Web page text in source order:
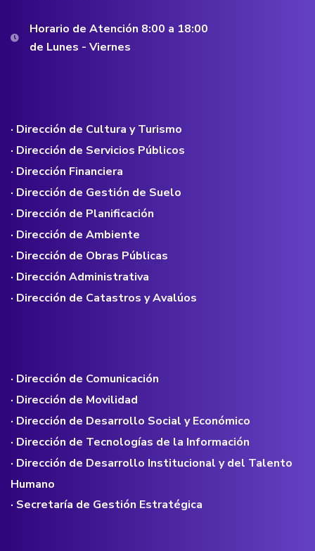
Horario de Atención 8:00 a 18:00
de Lunes - Viernes
· Dirección de Cultura y Turismo
· Dirección de Servicios Públicos
· Dirección Financiera
· Dirección de Gestión de Suelo
· Dirección de Planificación
· Dirección de Ambiente
· Dirección de Obras Públicas
· Dirección Administrativa
· Dirección de Catastros y Avalúos
· Dirección de Comunicación
· Dirección de Movilidad
· Dirección de Desarrollo Social y Económico
· Dirección de Tecnologías de la Información
· Dirección de Desarrollo Institucional y del Talento
Humano
· Secretaría de Gestión Estratégica